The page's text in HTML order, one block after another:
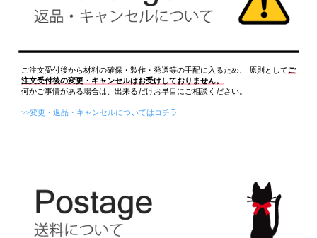
ご注文受付後から材料の確保・製作・発送等の手配に入るため、 原則としてご
注文受付後の変更・キャンセルはお受けしておりません。
何かご事情がある場合は、出来るだけお早目にご相談ください。
>>変更・返品・キャンセルについてはコチラ